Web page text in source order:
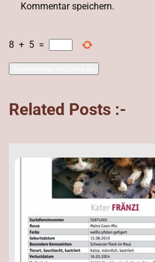
Kommentar speichern.
8 + 5 =
Related Posts :-